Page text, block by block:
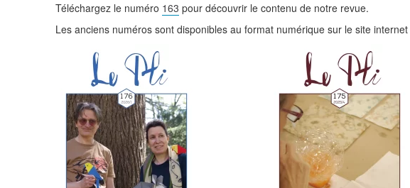
Téléchargez le numéro 163 pour découvrir le contenu de notre revue.
Les anciens numéros sont disponibles au format numérique sur le site